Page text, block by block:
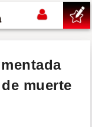
muerte